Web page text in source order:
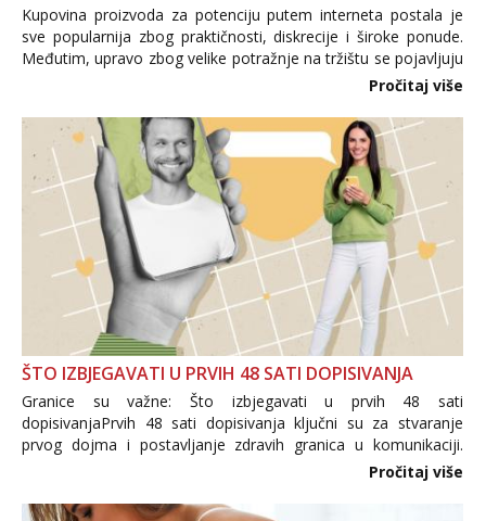
Kupovina proizvoda za potenciju putem interneta postala je
sve popularnija zbog praktičnosti, diskrecije i široke ponude.
Međutim, upravo zbog velike potražnje na tržištu se pojavljuju
i brojni krivotvoreni proizvodi, nepouzdane internetske
Pročitaj više
ŠTO IZBJEGAVATI U PRVIH 48 SATI DOPISIVANJA
Granice su važne: Što izbjegavati u prvih 48 sati
dopisivanjaPrvih 48 sati dopisivanja ključni su za stvaranje
prvog dojma i postavljanje zdravih granica u komunikaciji.
Važno je izbjeći prebrzo otkrivanje osobnih ili intimnih
informacija, jer nepoznata osoba još nije zaslužila to
povjerenje. Takođe...
Pročitaj više